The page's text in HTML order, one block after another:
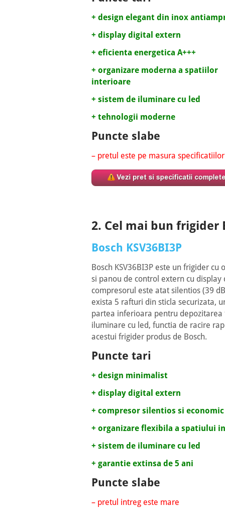
+ design elegant din inox
+ display digital extern
+ eficienta energetica A+++
+ organizare moderna a spatiilor
interioare
+ sistem de iluminare cu led
+ tehnologii moderne
Puncte slabe
– pretul este pe masura specificatiilor
2. Cel mai bun frigider
Bosch KSV36BI3P
Bosch KSV36BI3P este un frigider
si panou de control extern cu
compresorul este atat silentios (39
exista 5 rafturi din sticla securizata,
partea inferioara pentru
iluminare cu led, functia de racire
acestui frigider produs de Bosch.
Puncte tari
+ design minimalist
+ display digital extern
+ compresor silentios si economic
+ organizare flexibila a spatiului
+ sistem de iluminare cu led
+ garantie extinsa de 5 ani
Puncte slabe
– pretul intreg este mare